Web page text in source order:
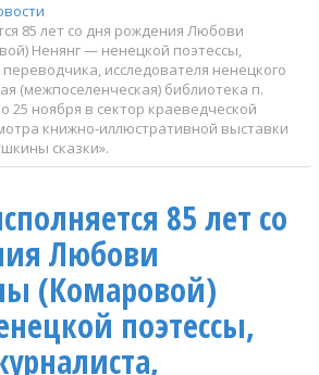
85 лет со дня рождения Любови
Ненянг — ненецкой поэтессы,
исследователя ненецкого
(межпоселенческая) библиотека п.
25 ноября в сектор краеведческой
книжно-иллюстративной выставки
сказки».
85 лет со
Любови
(Комаровой)
поэтессы,